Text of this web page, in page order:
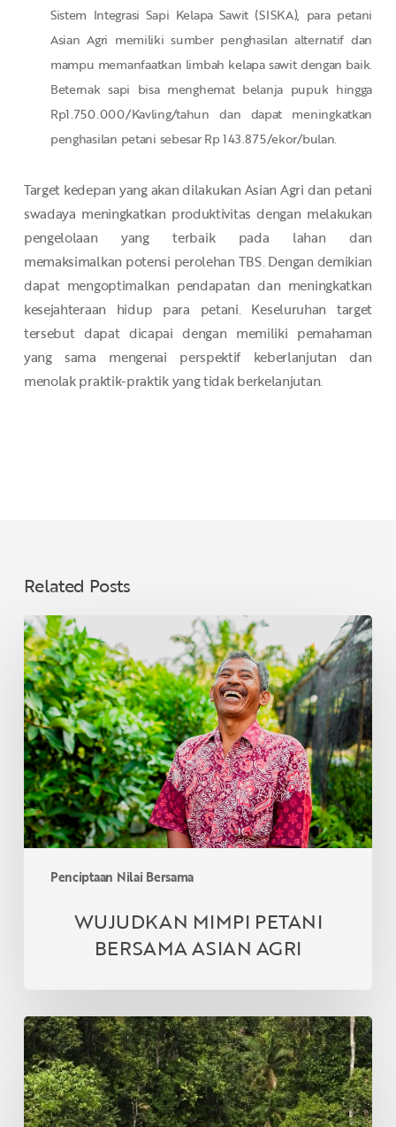
Sistem Integrasi Sapi Kelapa Sawit (SISKA), para petani
Asian Agri memiliki sumber penghasilan alternatif dan
mampu memanfaatkan limbah kelapa sawit dengan baik.
Beternak sapi bisa menghemat belanja pupuk hingga
Rp1.750.000/Kavling/tahun dan dapat meningkatkan
penghasilan petani sebesar Rp 143.875/ekor/bulan.
Target kedepan yang akan dilakukan Asian Agri dan petani
swadaya meningkatkan produktivitas dengan melakukan
pengelolaan yang terbaik pada lahan dan
memaksimalkan potensi perolehan TBS. Dengan demikian
dapat mengoptimalkan pendapatan dan meningkatkan
kesejahteraan hidup para petani. Keseluruhan target
tersebut dapat dicapai dengan memiliki pemahaman
yang sama mengenai perspektif keberlanjutan dan
menolak praktik-praktik yang tidak berkelanjutan.
Related Posts
Penciptaan Nilai Bersama
WUJUDKAN
MIMPI
PETANI
BERSAMA
ASIAN
AGRI
WUJUDKAN MIMPI PETANI
BERSAMA ASIAN AGRI
PENATAAN
IKLIM